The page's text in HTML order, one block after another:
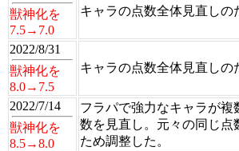
獣神化を
7.5→7.0
キャラの点数全体見直しの
2022/8/31
獣神化を
8.0→7.5
キャラの点数全体見直しの
2022/7/14
獣神化を
8.5→8.0
フラパで強力なキャラが複
数を見直し。元々の同じ点
ため調整した。